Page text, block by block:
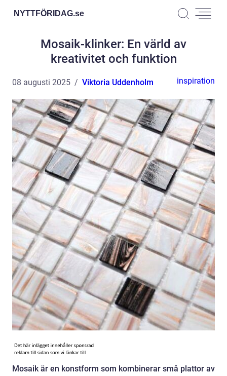
NYTTFÖRIDAG.se
Mosaik-klinker: En värld av
kreativitet och funktion
08 augusti 2025 Viktoria Uddenholm inspiration
Mosaik är en konstform som kombinerar små plattor av